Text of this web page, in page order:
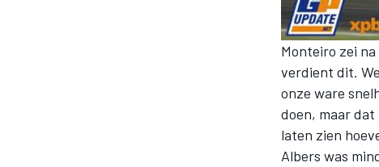
Monteiro zei
verdient dit.
onze ware
doen, maar
laten zien
Albers was